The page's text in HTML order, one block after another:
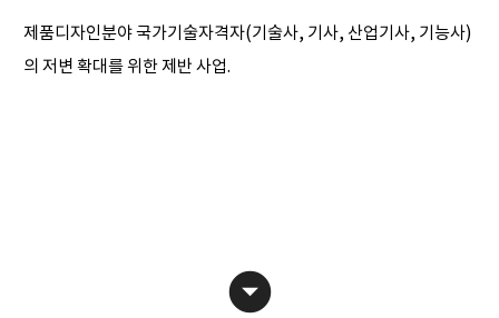
제품디자인분야 국가기술자격자(기술사, 기사, 산업기사, 기능사)
의 저변 확대를 위한 제반 사업.
arrow_drop_down_circle